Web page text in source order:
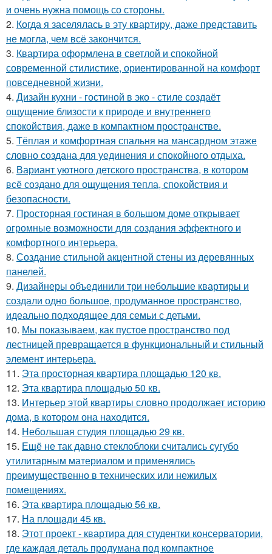
и очень нужна помощь со стороны.
2. Когда я заселялась в эту квартиру, даже представить
не могла, чем всё закончится.
3. Квартира оформлена в светлой и спокойной
современной стилистике, ориентированной на комфорт
повседневной жизни.
4. Дизайн кухни - гостиной в эко - стиле создаёт
ощущение близости к природе и внутреннего
спокойствия, даже в компактном пространстве.
5. Тёплая и комфортная спальня на мансардном этаже
словно создана для уединения и спокойного отдыха.
6. Вариант уютного детского пространства, в котором
всё создано для ощущения тепла, спокойствия и
безопасности.
7. Просторная гостиная в большом доме открывает
огромные возможности для создания эффектного и
комфортного интерьера.
8. Создание стильной акцентной стены из деревянных
панелей.
9. Дизайнеры объединили три небольшие квартиры и
создали одно большое, продуманное пространство,
идеально подходящее для семьи с детьми.
10. Мы показываем, как пустое пространство под
лестницей превращается в функциональный и стильный
элемент интерьера.
11. Эта просторная квартира площадью 120 кв.
12. Эта квартира площадью 50 кв.
13. Интерьер этой квартиры словно продолжает историю
дома, в котором она находится.
14. Небольшая студия площадью 29 кв.
15. Ещё не так давно стеклоблоки считались сугубо
утилитарным материалом и применялись
преимущественно в технических или нежилых
помещениях.
16. Эта квартира площадью 56 кв.
17. На площади 45 кв.
18. Этот проект - квартира для студентки консерватории,
где каждая деталь продумана под компактное